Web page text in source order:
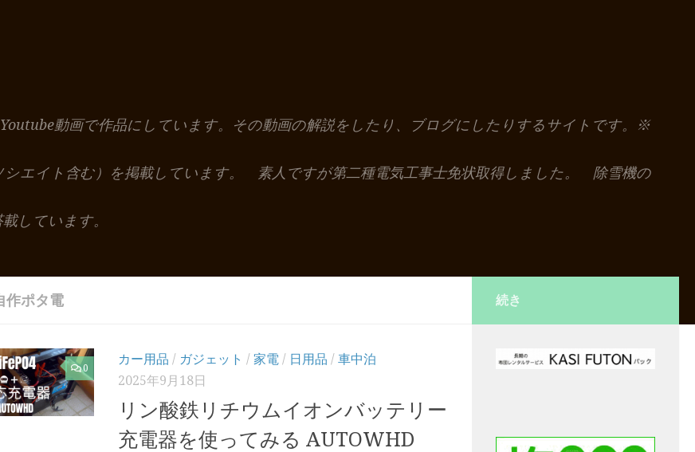
動画で作品にしています。その動画の解説をしたり、ブログにしたりするサイトです。※
エイト含む）を掲載しています。 素人ですが第二種電気工事士免状取得しました。 除雪機の
しています。
作ポタ電
0
カー用品 / ガジェット / 家電 / 日用品 / 車中泊
2025年9月18日
リン酸鉄リチウムイオンバッテリー
充電器を使ってみる AUTOWHD
続き